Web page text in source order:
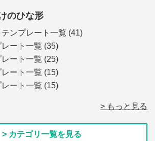
のひな形
ンプレート一覧 (41)
ート一覧 (35)
ート一覧 (25)
ート一覧 (15)
ート一覧 (15)
> もっと見る
> カテゴリ一覧を見る